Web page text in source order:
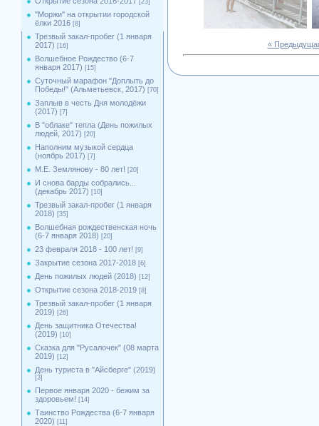
[23]
''Моржи'' на открытии городской
ёлки 2016 [8]
Трезвый закал-пробег (1 января
2017) [16]
Волшебное Рождество (6-7
января 2017) [15]
Суточный марафон "Доплыть до
Победы!" (Альметьевск, 2017) [70]
Заплыв в честь Дня молодёжи
(2017) [7]
В "облаке" тепла (День пожилых
людей, 2017) [20]
Наполним музыкой сердца
(ноябрь 2017) [7]
М.Е. Землянову - 80 лет! [20]
И снова барды собрались...
(декабрь 2017) [10]
Трезвый закал-пробег (1 января
2018) [35]
Волшебная рождественская ночь
(6-7 января 2018) [20]
23 февраля 2018 - 100 лет! [9]
Закрытие сезона 2017-2018 [6]
День пожилых людей (2018) [12]
Открытие сезона 2018-2019 [8]
Трезвый закал-пробег (1 января
2019) [26]
День защитника Отечества!
(2019) [10]
Сказка для "Русалочек" (08 марта
2019) [12]
День туриста в "Айсберге" (2019)
[3]
Первое января 2020 - бежим за
здоровьем! [14]
Таинство Рождества (6-7 января
2020) [11]
«